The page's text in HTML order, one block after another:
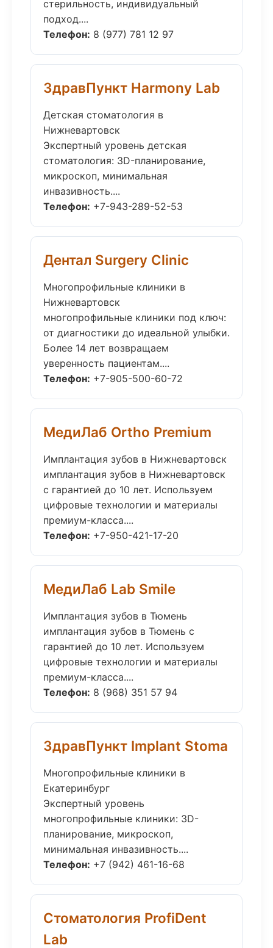
стерильность, индивидуальный
подход....
Телефон: 8 (977) 781 12 97
ЗдравПункт Harmony Lab
Детская стоматология в
Нижневартовск
Экспертный уровень детская
стоматология: 3D-планирование,
микроскоп, минимальная
инвазивность....
Телефон: +7-943-289-52-53
Дентал Surgery Clinic
Многопрофильные клиники в
Нижневартовск
многопрофильные клиники под ключ:
от диагностики до идеальной улыбки.
Более 14 лет возвращаем
уверенность пациентам....
Телефон: +7-905-500-60-72
МедиЛаб Ortho Premium
Имплантация зубов в Нижневартовск
имплантация зубов в Нижневартовск
с гарантией до 10 лет. Используем
цифровые технологии и материалы
премиум-класса....
Телефон: +7-950-421-17-20
МедиЛаб Lab Smile
Имплантация зубов в Тюмень
имплантация зубов в Тюмень с
гарантией до 10 лет. Используем
цифровые технологии и материалы
премиум-класса....
Телефон: 8 (968) 351 57 94
ЗдравПункт Implant Stoma
Многопрофильные клиники в
Екатеринбург
Экспертный уровень
многопрофильные клиники: 3D-
планирование, микроскоп,
минимальная инвазивность....
Телефон: +7 (942) 461-16-68
Стоматология ProfiDent
Lab